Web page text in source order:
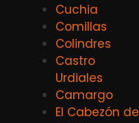
Cuchia
Comillas
Colindres
Castro
Urdiales
Camargo
El Cabezón de